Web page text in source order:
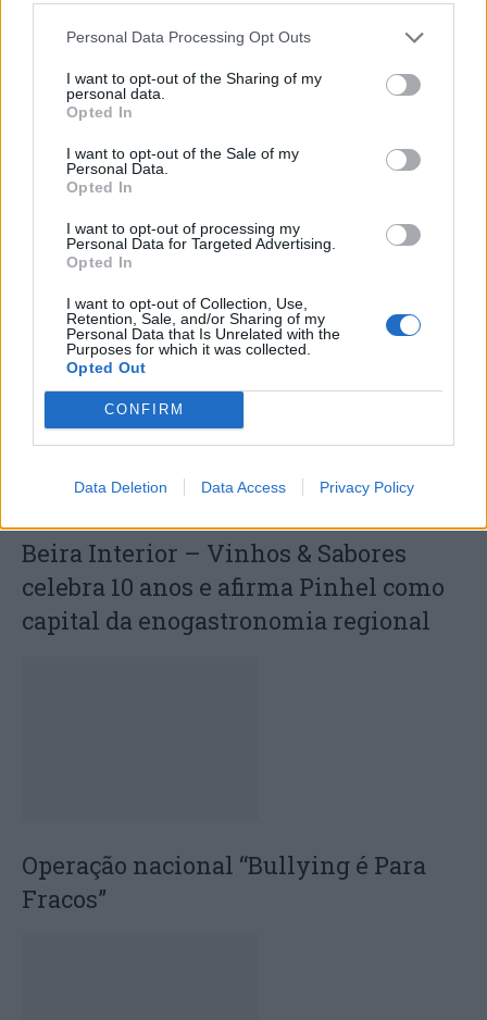
Personal Data Processing Opt Outs
I want to opt-out of the Sharing of my
personal data.
Opted In
I want to opt-out of the Sale of my
Personal Data.
Opted In
I want to opt-out of processing my
Personal Data for Targeted Advertising.
Opted In
I want to opt-out of Collection, Use,
Retention, Sale, and/or Sharing of my
Personal Data that Is Unrelated with the
Purposes for which it was collected.
Opted Out
CONFIRM
Data Deletion Data Access Privacy Policy
Artigo anterior
Pai e filho condenados a
penas efetivas por
tentativa de homicídio em
Incendiário de ecopontos
foi detido
ARTIGOS RELACIONADOSMAIS DO AUTOR
Beira Interior – Vinhos & Sabores
celebra 10 anos e afirma Pinhel como
capital da enogastronomia regional
Operação nacional “Bullying é Para
Fracos”